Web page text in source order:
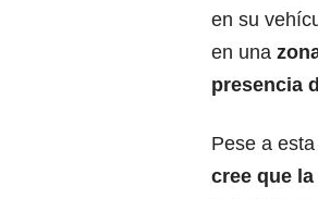
en su
en una
presencia
Pese a
cree que